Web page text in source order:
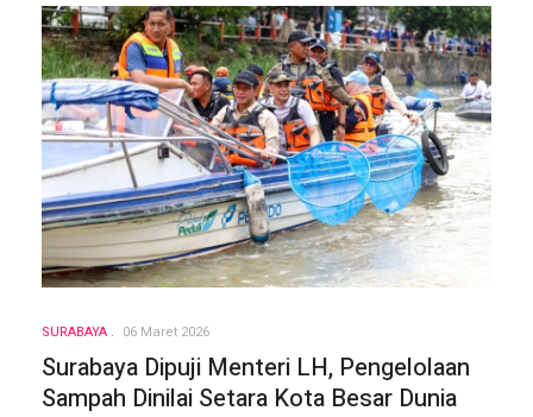
SURABAYA 06 Maret 2026
Surabaya Dipuji Menteri LH, Pengelolaan
Sampah Dinilai Setara Kota Besar Dunia